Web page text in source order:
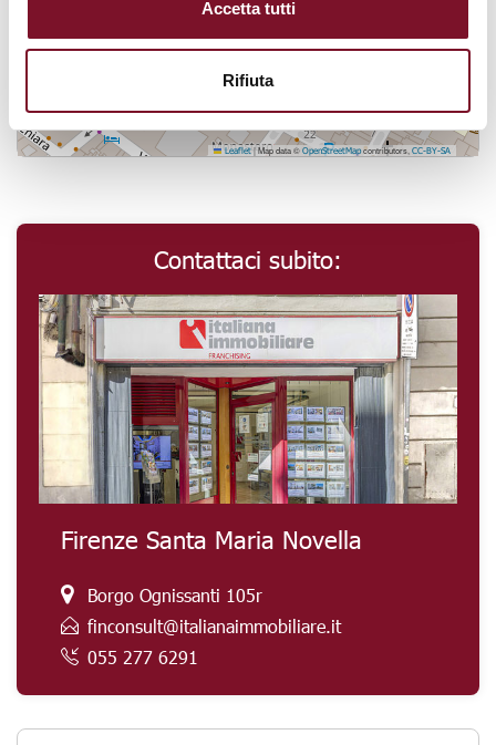
Accetta tutti
Rifiuta
Leaflet |Map data © OpenStreetMapcontributors, CC-BY-SA
Contattaci subito:
Firenze Santa Maria Novella
Borgo Ognissanti 105r
finconsult@italianaimmobiliare.it
055 277 6291